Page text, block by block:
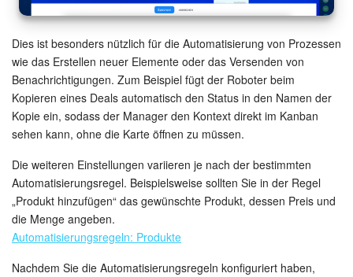
Dies ist besonders nützlich für die Automatisierung von Prozessen
wie das Erstellen neuer Elemente oder das Versenden von
Benachrichtigungen. Zum Beispiel fügt der Roboter beim
Kopieren eines Deals automatisch den Status in den Namen der
Kopie ein, sodass der Manager den Kontext direkt im Kanban
sehen kann, ohne die Karte öffnen zu müssen.
Die weiteren Einstellungen variieren je nach der bestimmten
Automatisierungsregel. Beispielsweise sollten Sie in der Regel
„Produkt hinzufügen“ das gewünschte Produkt, dessen Preis und
die Menge angeben.
Automatisierungsregeln: Produkte
Nachdem Sie die Automatisierungsregeln konfiguriert haben,